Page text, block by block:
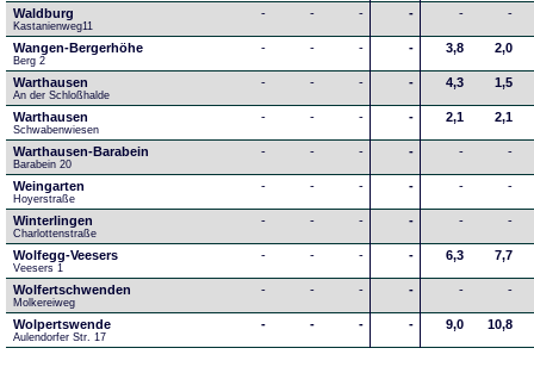
Waldburg
Kastanienweg11
- - - - - -
Wangen-Bergerhöhe
Berg 2
- - - - 3,8 2,0
Warthausen
An der Schloßhalde
- - - - 4,3 1,5
Warthausen
Schwabenwiesen
- - - - 2,1 2,1
Warthausen-Barabein
Barabein 20
- - - - - -
Weingarten
Hoyerstraße
- - - - - -
Winterlingen
Charlottenstraße
- - - - - -
Wolfegg-Veesers
Veesers 1
- - - - 6,3 7,7
Wolfertschwenden
Molkereiweg
- - - - - -
Wolpertswende
Aulendorfer Str. 17
- - - - 9,0 10,8